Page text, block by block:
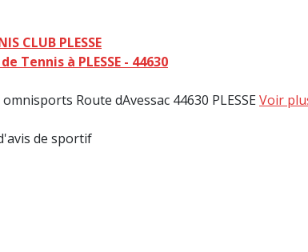
CLUB PLESSE
Tennis à PLESSE - 44630
omnisports Route dAvessac 44630 PLESSEVoir
de sportif